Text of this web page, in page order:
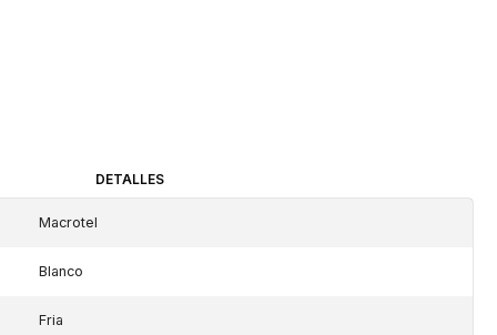
DETALLES
Macrotel
Blanco
Fria